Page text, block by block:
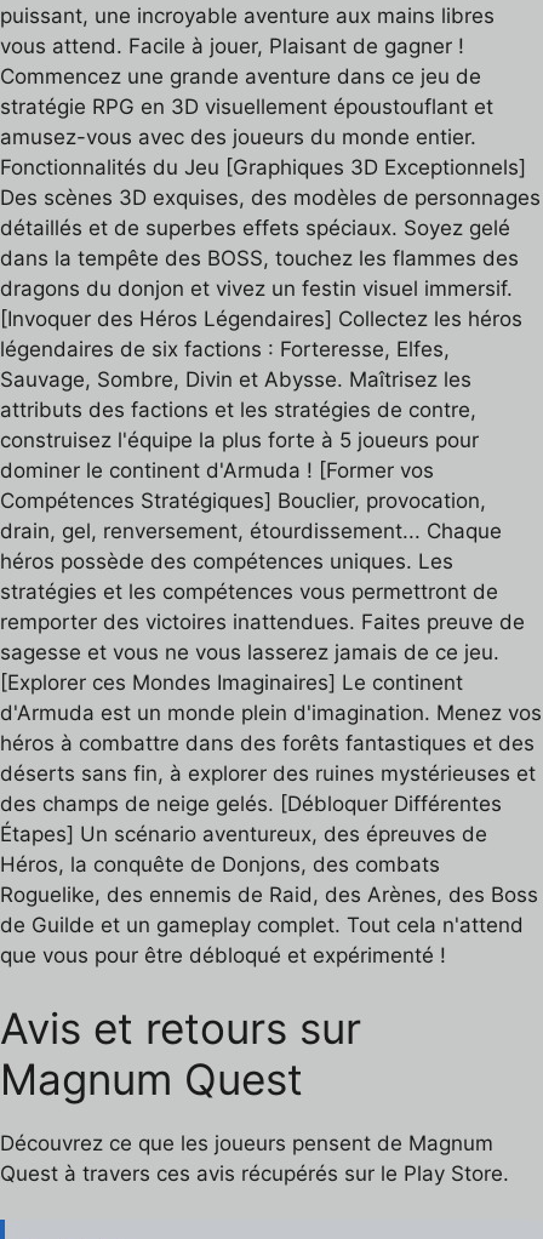
puissant, une incroyable aventure aux mains libres
vous attend. Facile à jouer, Plaisant de gagner !
Commencez une grande aventure dans ce jeu de
stratégie RPG en 3D visuellement époustouflant et
amusez-vous avec des joueurs du monde entier.
Fonctionnalités du Jeu [Graphiques 3D Exceptionnels]
Des scènes 3D exquises, des modèles de personnages
détaillés et de superbes effets spéciaux. Soyez gelé
dans la tempête des BOSS, touchez les flammes des
dragons du donjon et vivez un festin visuel immersif.
[Invoquer des Héros Légendaires] Collectez les héros
légendaires de six factions : Forteresse, Elfes,
Sauvage, Sombre, Divin et Abysse. Maîtrisez les
attributs des factions et les stratégies de contre,
construisez l'équipe la plus forte à 5 joueurs pour
dominer le continent d'Armuda ! [Former vos
Compétences Stratégiques] Bouclier, provocation,
drain, gel, renversement, étourdissement... Chaque
héros possède des compétences uniques. Les
stratégies et les compétences vous permettront de
remporter des victoires inattendues. Faites preuve de
sagesse et vous ne vous lasserez jamais de ce jeu.
[Explorer ces Mondes Imaginaires] Le continent
d'Armuda est un monde plein d'imagination. Menez vos
héros à combattre dans des forêts fantastiques et des
déserts sans fin, à explorer des ruines mystérieuses et
des champs de neige gelés. [Débloquer Différentes
Étapes] Un scénario aventureux, des épreuves de
Héros, la conquête de Donjons, des combats
Roguelike, des ennemis de Raid, des Arènes, des Boss
de Guilde et un gameplay complet. Tout cela n'attend
que vous pour être débloqué et expérimenté !
Avis et retours sur
Magnum Quest
Découvrez ce que les joueurs pensent de Magnum
Quest à travers ces avis récupérés sur le Play Store.